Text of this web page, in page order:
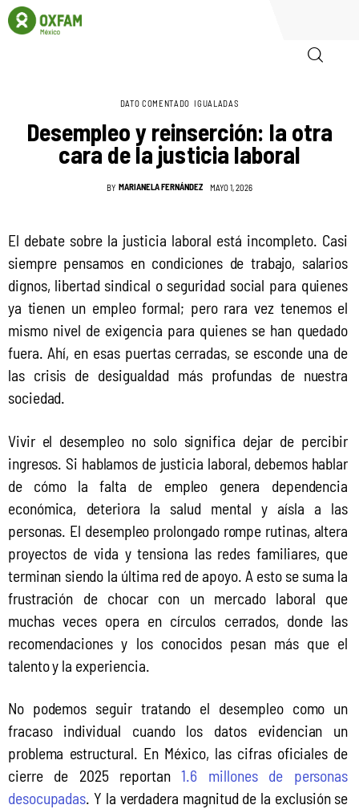
Quienes somos
Biblioteca
Participa
DATO COMENTADO IGUALADAS
Desempleo y reinserción: la otra
cara de la justicia laboral
BY MARIANELA FERNÁNDEZ MAYO 1, 2026
El debate sobre la justicia laboral está incompleto. Casi
siempre pensamos en condiciones de trabajo, salarios
dignos, libertad sindical o seguridad social para quienes
ya tienen un empleo formal; pero rara vez tenemos el
mismo nivel de exigencia para quienes se han quedado
fuera. Ahí, en esas puertas cerradas, se esconde una de
las crisis de desigualdad más profundas de nuestra
sociedad.
Vivir el desempleo no solo significa dejar de percibir
ingresos. Si hablamos de justicia laboral, debemos hablar
de cómo la falta de empleo genera dependencia
económica, deteriora la salud mental y aísla a las
personas. El desempleo prolongado rompe rutinas, altera
proyectos de vida y tensiona las redes familiares, que
terminan siendo la última red de apoyo. A esto se suma la
frustración de chocar con un mercado laboral que
muchas veces opera en círculos cerrados, donde las
recomendaciones y los conocidos pesan más que el
talento y la experiencia.
No podemos seguir tratando el desempleo como un
fracaso individual cuando los datos evidencian un
problema estructural. En México, las cifras oficiales de
cierre de 2025 reportan 1.6 millones de personas
desocupadas. Y la verdadera magnitud de la exclusión se